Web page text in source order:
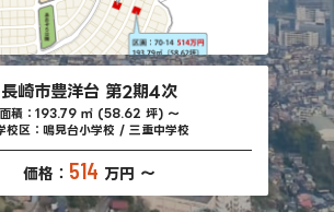
長崎市豊洋台 第2期4次
面積：193.79 ㎡ (58.62 坪) ～
校区：鳴見台小学校 / 三重中学校
価格： 514 万円 ～